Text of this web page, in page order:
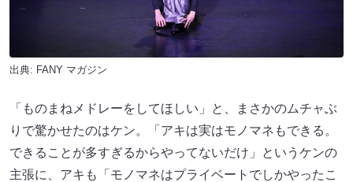
出典: FANY マガジン
「ものまねメドレーをしてほしい」と、まさかのムチャぶ
りで驚かせたのはケン。「アキは実はモノマネもできる。
できることが多すぎるからやってないだけ」というケンの
主張に、アキも「モノマネはプライベートでしかやったこ